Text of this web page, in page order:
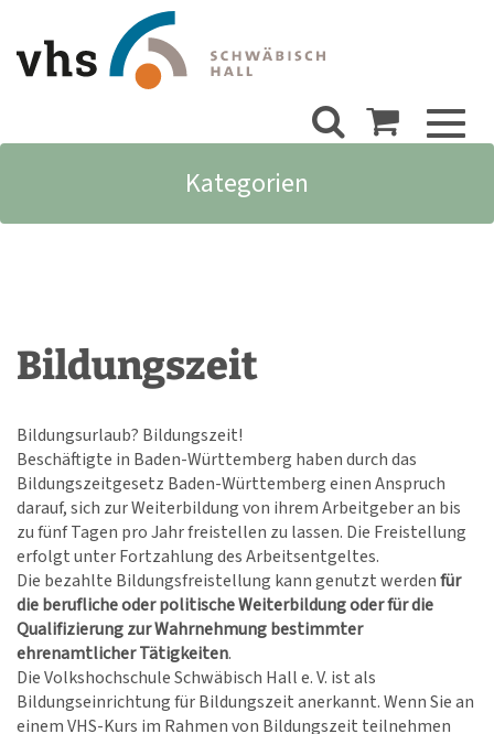
Kategorien
Bildungszeit
Bildungsurlaub? Bildungszeit!
Beschäftigte in Baden-Württemberg haben durch das
Bildungszeitgesetz Baden-Württemberg einen Anspruch
darauf, sich zur Weiterbildung von ihrem Arbeitgeber an bis
zu fünf Tagen pro Jahr freistellen zu lassen. Die Freistellung
erfolgt unter Fortzahlung des Arbeitsentgeltes.
Die bezahlte Bildungsfreistellung kann genutzt werdenfür
die berufliche oder politische Weiterbildung oder für die
Qualifizierung zur Wahrnehmung bestimmter
ehrenamtlicher Tätigkeiten.
Die Volkshochschule Schwäbisch Hall e. V. ist als
Bildungseinrichtung für Bildungszeit anerkannt. Wenn Sie an
einem VHS-Kurs im Rahmen von Bildungszeit teilnehmen